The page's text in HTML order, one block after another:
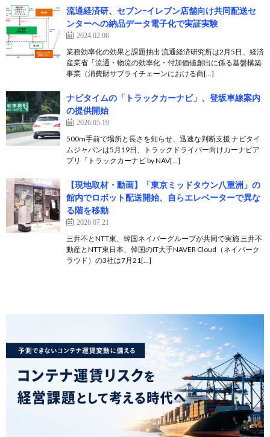
流通経済研、セブンｰイレブン店舗向け共同配送セ
ンターへの納品データ電子化で実証実験
2024.02.06
業務効率化の効果と課題抽出 流通経済研究所は2月5日、経済
産業省「流通・物流の効率化・付加価値創出に係る基盤構築
事業（消費財サプライチェーンにおける商[…]
ナビタイムの「トラックカーナビ」、登坂車線案内
の提供開始
2026.05.19
500m手前で場所と長さを知らせ、迅速な判断支援 ナビタイ
ムジャパンは5月19日、トラックドライバー向けカーナビア
プリ「トラックカーナビ by NAV[…]
【現地取材・動画】「東京ミッドタウン八重洲」の
館内でロボット配送開始、自らエレベーターで異な
る階を移動
2026.07.21
三井不とNTT東、韓国ネイバーグループが共同で実施 三井不
動産とNTT東日本、韓国のIT大手NAVER Cloud（ネイバーク
ラウド）の3社は7月21[…]